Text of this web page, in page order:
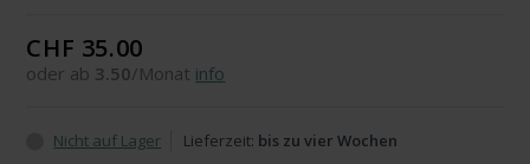
CHF 35.00
oder ab 3.50/Monat info
Nicht auf Lager Lieferzeit: bis zu vier Wochen